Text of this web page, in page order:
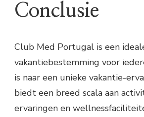
Conclusie
Club Med Portugal is een
vakantiebestemming voor
is naar een unieke vakantie-
biedt een breed scala aan
ervaringen en